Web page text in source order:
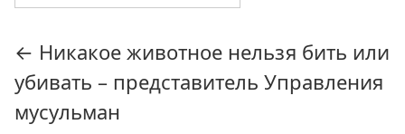
по
записям
← Никакое животное нельзя бить или
убивать – представитель Управления
мусульман